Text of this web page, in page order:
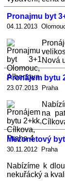
Pronajmu byt
04.11.2013
Nová
Pronájem bytu
23.07.2013 Praha
na
Mezonetový
30.11.2012 Praha
Nabízíme k
nekuřácký a